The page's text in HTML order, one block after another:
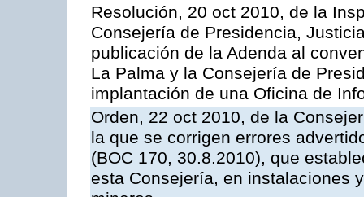
Resolución, 20 oct 2010, de la
Consejería de Presidencia,
publicación de la Adenda al
La Palma y la Consejería de
implantación de una Oficina de
Orden, 22 oct 2010, de la
la que se corrigen errores
(BOC 170, 30.8.2010), que
esta Consejería, en instalaciones